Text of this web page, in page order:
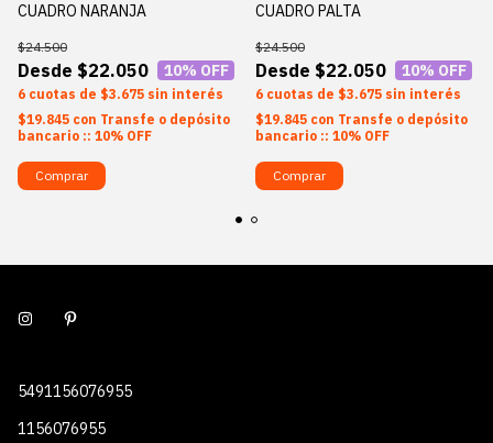
CUADRO NARANJA
$22.050
$24.500
10% OFF
6 $3.675 sin interés
$19.845 con Transfe o depósito
bancario :: 10% OFF
Comprar
CUADRO PALTA
$22.050
$24.500
10% OFF
6 $3.675 sin interés
$19.845 con Transfe o depósito
bancario :: 10% OFF
Comprar
5491156076955
1156076955